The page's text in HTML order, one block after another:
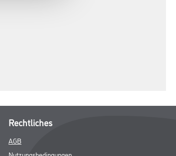
Rechtliches
AGB